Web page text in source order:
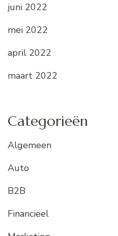
juni 2022
mei 2022
april 2022
maart 2022
Categorieën
Algemeen
Auto
B2B
Financieel